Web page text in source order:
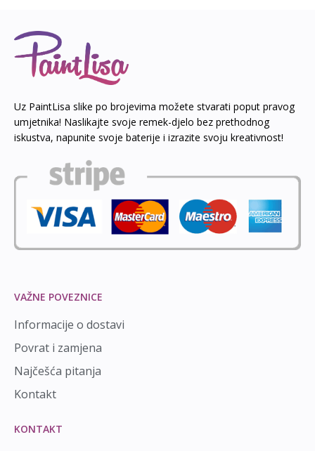
Uz PaintLisa slike po brojevima možete stvarati poput pravog
umjetnika! Naslikajte svoje remek-djelo bez prethodnog
iskustva, napunite svoje baterije i izrazite svoju kreativnost!
VAŽNE POVEZNICE
Informacije o dostavi
Povrat i zamjena
Najčešća pitanja
Kontakt
KONTAKT